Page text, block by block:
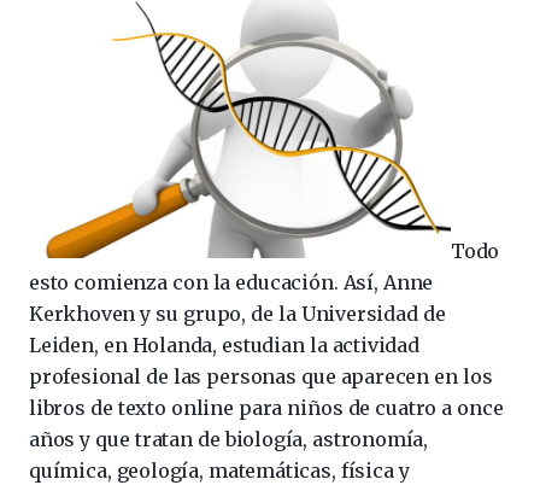
Todo
esto comienza con la educación. Así, Anne
Kerkhoven y su grupo, de la Universidad de
Leiden, en Holanda, estudian la actividad
profesional de las personas que aparecen en los
libros de texto online para niños de cuatro a once
años y que tratan de biología, astronomía,
química, geología, matemáticas, física y